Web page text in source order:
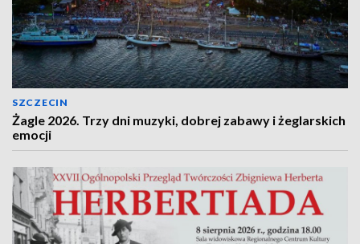
SZCZECIN
Żagle 2026. Trzy dni muzyki, dobrej zabawy i żeglarskich
emocji